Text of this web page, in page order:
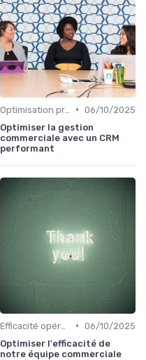
• 06/10/2025
Optimiser la gestion
commerciale avec un CRM
performant
• 06/10/2025
Optimiser l'efficacité de
notre équipe commerciale